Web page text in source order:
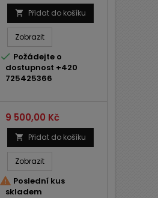
 Přidat do košíku
Zobrazit
 Požádejte o
dostupnost +420
725425366
Cena
9 500,00 Kč
 Přidat do košíku
Zobrazit
 Poslední kus
skladem